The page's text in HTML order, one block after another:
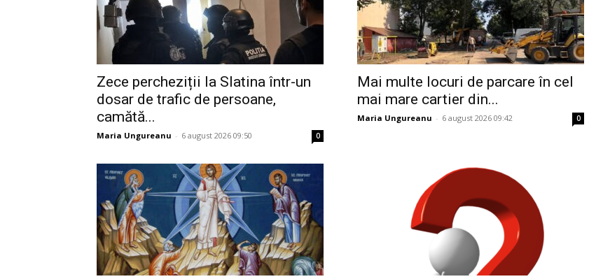
Zece percheziții la Slatina într-un
dosar de trafic de persoane,
camătă...
Maria Ungureanu - 6 august 2026 09:50 0
Mai multe locuri de parcare în cel
mai mare cartier din...
Maria Ungureanu - 6 august 2026 09:42 0